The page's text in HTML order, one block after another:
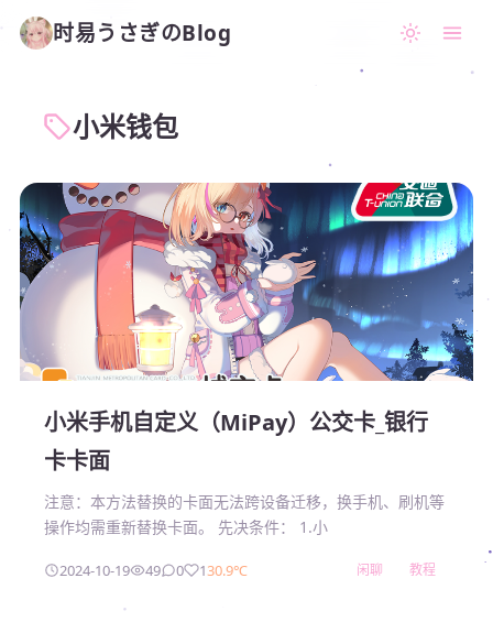
时易うさぎのBlog
小米钱包
小米手机自定义（MiPay）公交卡_银行
卡卡面
注意：本方法替换的卡面无法跨设备迁移，换手机、刷机等
操作均需重新替换卡面。 先决条件： 1.小
2024-10-19 49 0 130.9℃ 闲聊 教程